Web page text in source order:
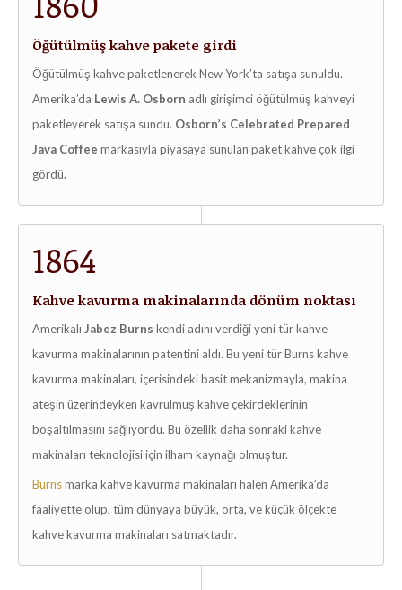
Öğütülmüş kahve pakete girdi
Öğütülmüş kahve paketlenerek New York’ta satışa sunuldu.
Amerika’da Lewis A. Osborn adlı girişimci öğütülmüş kahveyi
paketleyerek satışa sundu. Osborn’s Celebrated Prepared
Java Coffee markasıyla piyasaya sunulan paket kahve çok ilgi
gördü.
1864
Kahve kavurma makinalarında dönüm noktası
Amerikalı Jabez Burns kendi adını verdiği yeni tür kahve
kavurma makinalarının patentini aldı. Bu yeni tür Burns kahve
kavurma makinaları, içerisindeki basit mekanizmayla, makina
ateşin üzerindeyken kavrulmuş kahve çekirdeklerinin
boşaltılmasını sağlıyordu. Bu özellik daha sonraki kahve
makinaları teknolojisi için ilham kaynağı olmuştur.
Burnsmarka kahve kavurma makinaları halen Amerika’da
faaliyette olup, tüm dünyaya büyük, orta, ve küçük ölçekte
kahve kavurma makinaları satmaktadır.